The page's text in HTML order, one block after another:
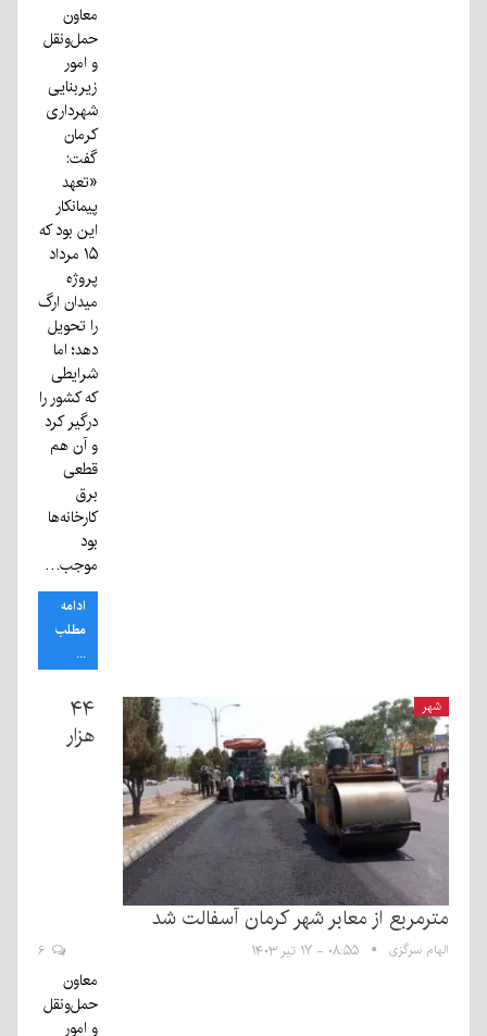
معاون
حمل‌ونقل
و امور
زیربنایی
شهرداری
کرمان
گفت:
«تعهد
پیمانکار
این بود که
۱۵ مرداد
پروژه
میدان ارگ
را تحویل
دهد؛ اما
شرایطی
که کشور را
درگیر کرد
و آن هم
قطعی
برق
کارخانه‌ها
بود
موجب…
ادامه
مطلب
...
شهر
۴۴
هزار
مترمربع از معابر شهر کرمان آسفالت شد
الهام سرگزی ۰۸:۵۵ - ۱۷ تیر ۱۴۰۳
معاون
حمل‌ونقل
و امور